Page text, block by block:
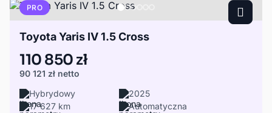
PRO
Toyota Yaris IV 1.5 Cross
110 850 zł
90 121 zł netto
Hybrydowy
2025
17 627 km
Automatyczna